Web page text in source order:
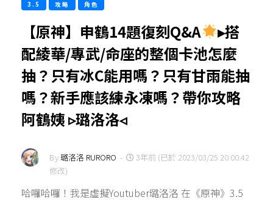
3.5 攻略 角色
【原神】申鶴14題復刻Q&A
▸搭
配綾華/專武/命座的整個卡池怎麼
抽？只有冰C能用嗎？只有甘雨能抽
嗎？新手應該練永凍嗎？帶你攻略
阿鶴姨 ▹璐洛洛◃
By璐洛洛 RURORO -
3年前 (已於 2023/03/25 20:00:42
修改)
哈囉哈囉！我是虛擬Youtuber璐洛洛 在《原神》3.5